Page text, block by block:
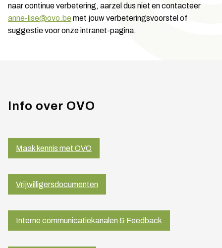
naar continue verbetering, aarzel dus niet en contacteer
anne-lise@ovo.be met jouw verbeteringsvoorstel of
suggestie voor onze intranet-pagina.
Info over OVO
Maak kennis met OVO
Vrijwilligersdocumenten
Interne communicatiekanalen & Feedback